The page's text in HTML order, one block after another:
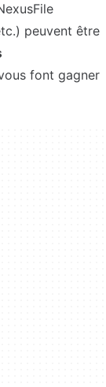
peuvent être
font gagner